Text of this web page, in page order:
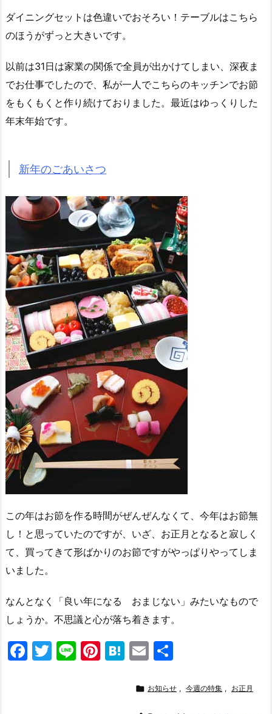
ダイニングセットは色違いでおそろい！テーブルはこちら
のほうがずっと大きいです。
以前は31日は家業の関係で全員が出かけてしまい、深夜ま
でお仕事でしたので、私が一人でこちらのキッチンでお節
をもくもくと作り続けておりました。最近はゆっくりした
年末年始です。
新年のごあいさつ
この年はお節を作る時間がぜんぜんなくて、今年はお節無
し！と思っていたのですが、いざ、お正月となると寂しく
て、買ってきて形ばかりのお節ですがやっぱりやってしま
いました。
なんとなく「良い年になる おまじない」みたいなもので
しょうか。不思議と心が落ち着きます。
F
T
Li Pi H
E
ai
l
 お知らせ , 今週の特集 , お正月